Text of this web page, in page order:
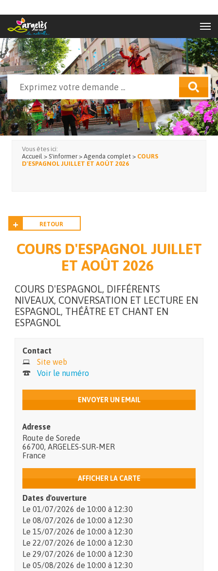
Formulaire de recherche
Vous êtes ici:
Accueil > S'informer > Agenda complet > COURS
D'ESPAGNOL JUILLET ET AOÛT 2026
RETOUR
COURS D'ESPAGNOL JUILLET
ET AOÛT 2026
COURS D'ESPAGNOL, DIFFÉRENTS
NIVEAUX, CONVERSATION ET LECTURE EN
ESPAGNOL, THÉÂTRE ET CHANT EN
ESPAGNOL
Contact
Site web
Voir le numéro
ENVOYER UN EMAIL
Adresse
Route de Sorede
66700 ARGELES-SUR-MER
France
AFFICHER LA CARTE
Dates d'ouverture
Le 01/07/2026 de 10:00 à 12:30
Le 08/07/2026 de 10:00 à 12:30
Le 15/07/2026 de 10:00 à 12:30
Le 22/07/2026 de 10:00 à 12:30
Le 29/07/2026 de 10:00 à 12:30
Le 05/08/2026 de 10:00 à 12:30